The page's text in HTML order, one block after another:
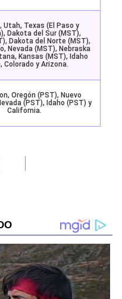
Utah, Texas (El Paso y
Dakota del Sur (MST),
Dakota del Norte (MST),
Nevada (MST), Nebraska
Kansas (MST), Idaho
Colorado y Arizona.
Oregón (PST), Nuevo
(PST), Idaho (PST) y
California.